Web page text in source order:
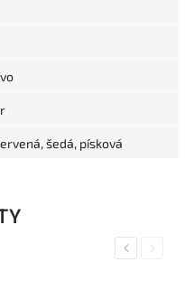
šedá, písková
PreviousNext